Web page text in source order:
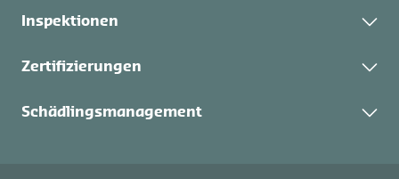
Control Union Group
Kontakt
Inspektionen
Übersicht
Zertifizierungen
Alle Programme
Schädlingsmanagement